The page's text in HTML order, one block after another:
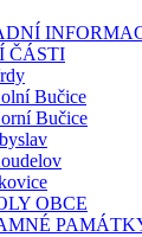
ČÁSTI
Bučice
Bučice
OBCE